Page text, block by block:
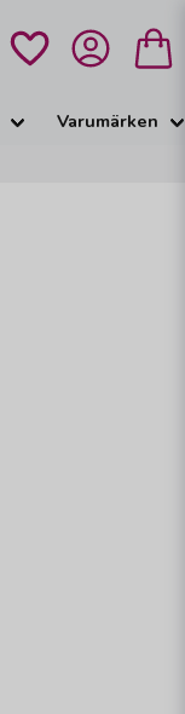
Varumärken